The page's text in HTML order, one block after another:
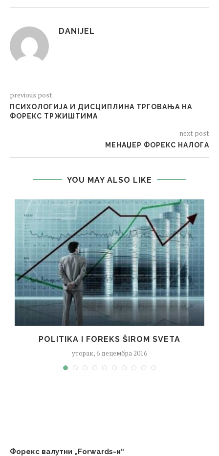
DANIJEL
previous post
ПСИХОЛОГИЈА И ДИСЦИПЛИНА ТРГОВАЊА НА
ФОРЕКС ТРЖИШТИМА
next post
МЕНАЏЕР ФОРЕКС НАЛОГА
YOU MAY ALSO LIKE
POLITIKA I FOREKS ŠIROM SVETA
уторак, 6 децембра 2016
Форекс валутни „Forwards-и“